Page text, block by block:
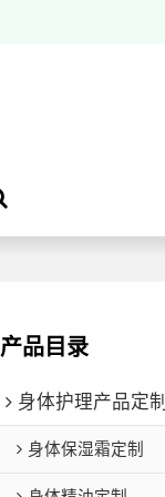
产品目录
身体护理产品定制
身体保湿霜定制